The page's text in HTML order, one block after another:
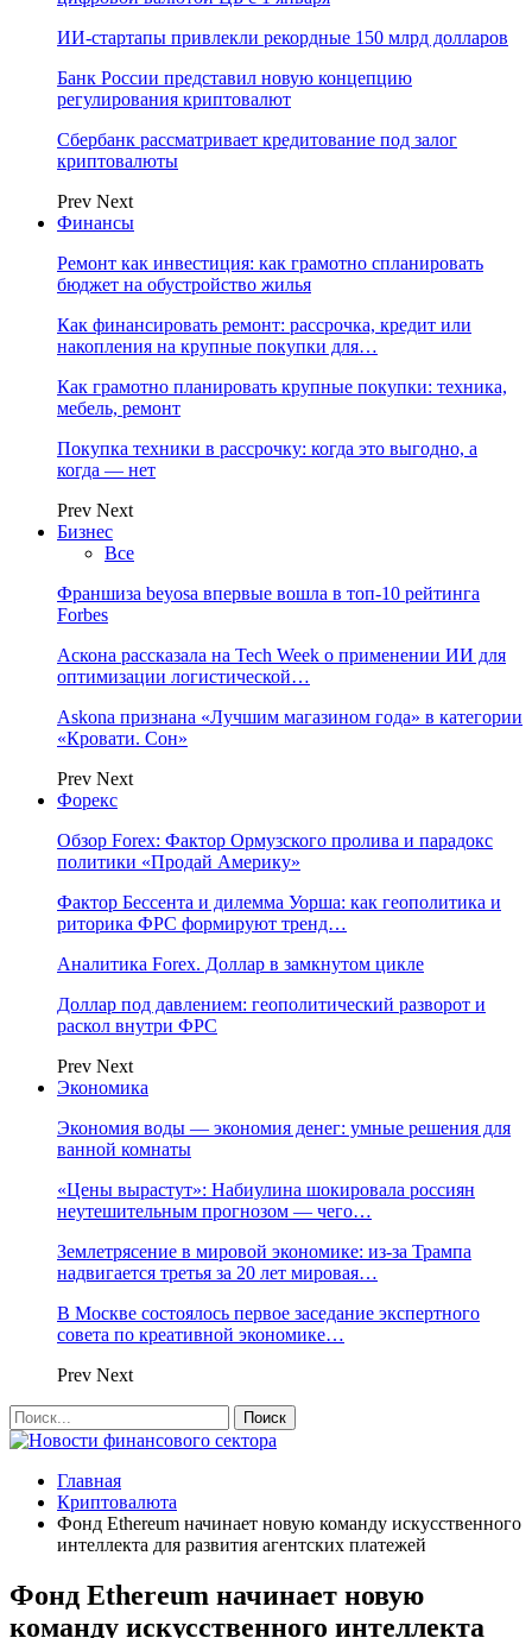
ИИ-стартапы привлекли рекордные 150 млрд долларов
Банк России представил новую концепцию
регулирования криптовалют
Сбербанк рассматривает кредитование под залог
криптовалюты
Prev Next
Финансы
Ремонт как инвестиция: как грамотно спланировать
бюджет на обустройство жилья
Как финансировать ремонт: рассрочка, кредит или
накопления на крупные покупки для…
Как грамотно планировать крупные покупки: техника,
мебель, ремонт
Покупка техники в рассрочку: когда это выгодно, а
когда — нет
Prev Next
Бизнес
Все
Франшиза beyosa впервые вошла в топ-10 рейтинга
Forbes
Аскона рассказала на Tech Week о применении ИИ для
оптимизации логистической…
Askona признана «Лучшим магазином года» в категории
«Кровати. Сон»
Prev Next
Форекс
Обзор Forex: Фактор Ормузского пролива и парадокс
политики «Продай Америку»
Фактор Бессента и дилемма Уорша: как геополитика и
риторика ФРС формируют тренд…
Аналитика Forex. Доллар в замкнутом цикле
Доллар под давлением: геополитический разворот и
раскол внутри ФРС
Prev Next
Экономика
Экономия воды — экономия денег: умные решения для
ванной комнаты
«Цены вырастут»: Набиулина шокировала россиян
неутешительным прогнозом — чего…
Землетрясение в мировой экономике: из-за Трампа
надвигается третья за 20 лет мировая…
В Москве состоялось первое заседание экспертного
совета по креативной экономике…
Prev Next
Главная
Криптовалюта
Фонд Ethereum начинает новую команду искусственного
интеллекта для развития агентских платежей
Фонд Ethereum начинает новую
команду искусственного интеллекта